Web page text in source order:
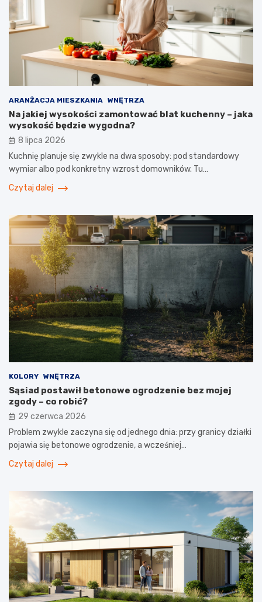
ARANŻACJA MIESZKANIA WNĘTRZA
Na jakiej wysokości zamontować blat kuchenny – jaka
wysokość będzie wygodna?
8 lipca 2026
Kuchnię planuje się zwykle na dwa sposoby: pod standardowy
wymiar albo pod konkretny wzrost domowników. Tu…
Czytaj dalej
KOLORY WNĘTRZA
Sąsiad postawił betonowe ogrodzenie bez mojej
zgody – co robić?
29 czerwca 2026
Problem zwykle zaczyna się od jednego dnia: przy granicy działki
pojawia się betonowe ogrodzenie, a wcześniej…
Czytaj dalej